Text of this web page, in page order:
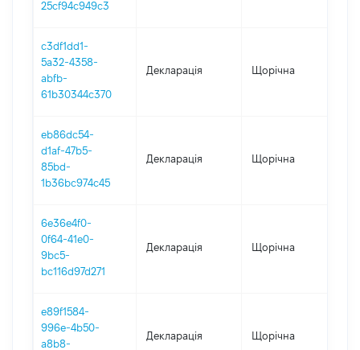
25cf94c949c3
c3df1dd1-
5a32-4358-
abfb-
61b30344c370
Декларація Щорічна
eb86dc54-
d1af-47b5-
85bd-
1b36bc974c45
Декларація Щорічна
6e36e4f0-
0f64-41e0-
9bc5-
bc116d97d271
Декларація Щорічна
e89f1584-
996e-4b50-
a8b8-
Декларація Щорічна